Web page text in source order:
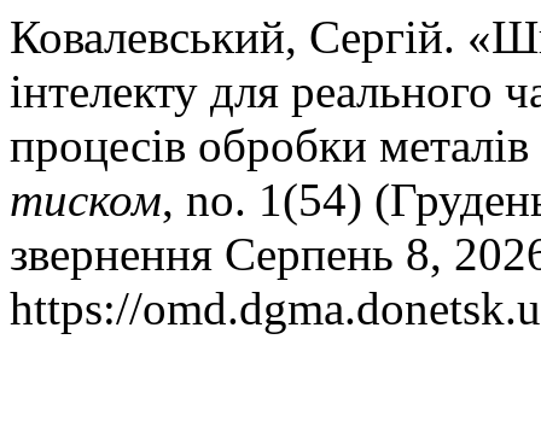
Ковалевський, Сергій.
інтелекту для реального
процесів обробки
тиском, no. 1(54)
звернення Серпень 8,
https://